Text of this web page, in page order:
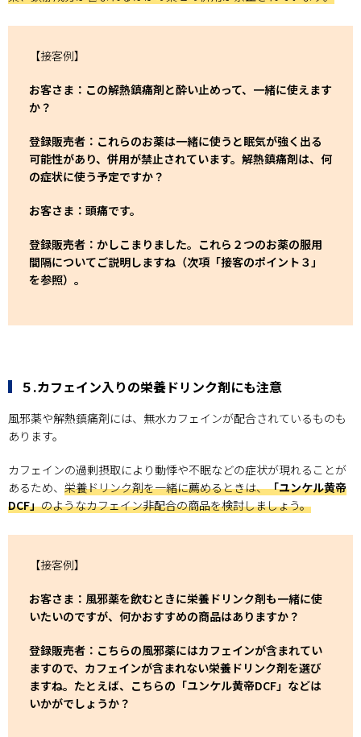
【接客例】
お客さま：この解熱鎮痛剤と酔い止めって、一緒に使えます
か？
登録販売者：これらのお薬は一緒に使うと眠気が強く出る
可能性があり、併用が禁止されています。解熱鎮痛剤は、何
の症状に使う予定ですか？
お客さま：頭痛です。
登録販売者：かしこまりました。これら２つのお薬の服用
間隔についてご説明しますね（次項「接客のポイント３」
を参照）。
５.カフェイン入りの栄養ドリンク剤にも注意
風邪薬や解熱鎮痛剤には、無水カフェインが配合されているものも
あります。
カフェインの過剰摂取により動悸や不眠などの症状が現れることが
あるため、 栄養ドリンク剤を一緒に薦めるときは、「ユンケル黄帝
DCF」のようなカフェイン非配合の商品を検討しましょう。
【接客例】
お客さま：風邪薬を飲むときに栄養ドリンク剤も一緒に使
いたいのですが、何かおすすめの商品はありますか？
登録販売者：こちらの風邪薬にはカフェインが含まれてい
ますので、カフェインが含まれない栄養ドリンク剤を選び
ますね。たとえば、こちらの「ユンケル黄帝DCF」などは
いかがでしょうか？